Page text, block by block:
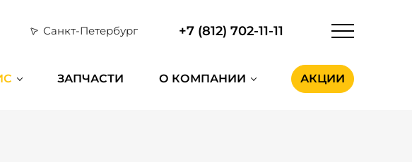
Санкт-Петербург +7 (812) 702-11-11
ЗАПЧАСТИ О КОМПАНИИ АКЦИИ